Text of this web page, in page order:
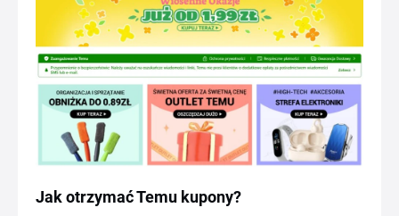
Jak otrzymać Temu kupony?